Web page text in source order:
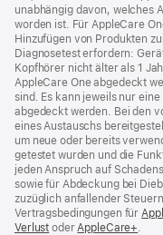
unabhängig davon, welches
worden ist. Für AppleCare
Hinzufügen von Produkten
Diagnosetest erfordern:
Kopfhörer nicht älter als 1
AppleCare One abgedeckt
sind. Es kann jeweils nur
abgedeckt werden. Bei den
eines Austauschs
um neue oder bereits
getestet wurden und die
jeden Anspruch auf
sowie für Abdeckung bei
zuzüglich anfallender
Vertragsbedingungen für
Verlust (Öffnet
oder AppleCare+